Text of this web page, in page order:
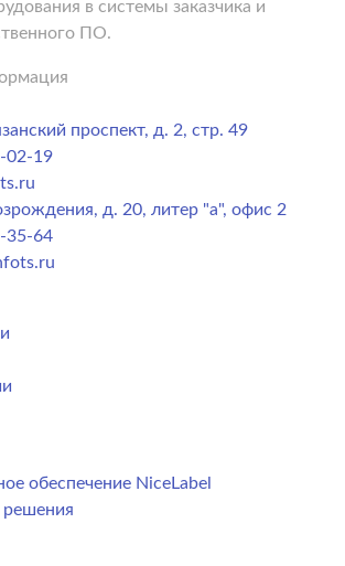
в системы заказчика и
ПО.
проспект, д. 2, стр. 49
02-19
д. 20, литер "a", офис 2
35-64
обеспечение NiceLabel